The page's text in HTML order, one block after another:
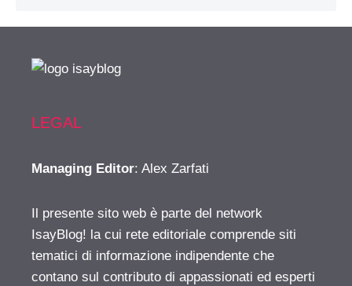
LEGAL
Managing Editor: Alex Zarfati
Il presente sito web è parte del network
IsayBlog! la cui rete editoriale comprende siti
tematici di informazione indipendente che
contano sul contributo di appassionati ed esperti